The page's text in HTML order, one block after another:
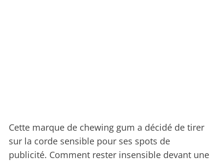
Cette marque de chewing gum a décidé de tirer
sur la corde sensible pour ses spots de
publicité. Comment rester insensible devant une